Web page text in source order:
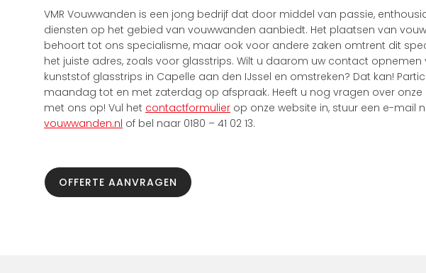
VMR Vouwwanden is een jong bedrijf dat door middel van passie,
diensten op het gebied van vouwwanden aanbiedt. Het plaatsen van
behoort tot ons specialisme, maar ook voor andere zaken omtrent dit
het juiste adres, zoals voor glasstrips. Wilt u daarom uw contact
kunststof glasstrips in Capelle aan den IJssel en omstreken? Dat kan!
maandag tot en met zaterdag op afspraak. Heeft u nog vragen over
met ons op! Vul het contactformulier op onze website in, stuur een e-mail
vouwwanden.nl of bel naar 0180 – 41 02 13.
OFFERTE AANVRAGEN